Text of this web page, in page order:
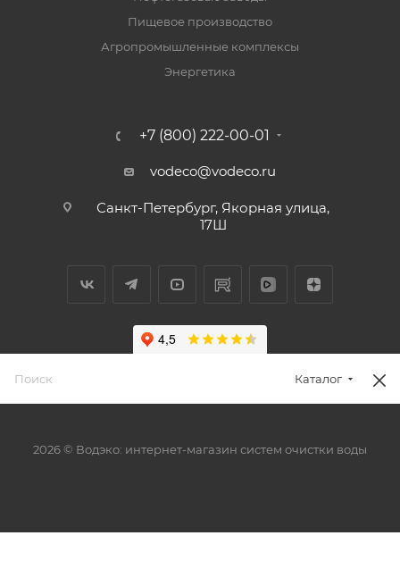
Пищевое производство
Агропромышленные комплексы
Энергетика
+7 (800) 222-00-01
vodeco@vodeco.ru
Санкт-Петербург, Якорная улица,
17Ш
2026 © Водэко: интернет-магазин систем очистки воды
Каталог